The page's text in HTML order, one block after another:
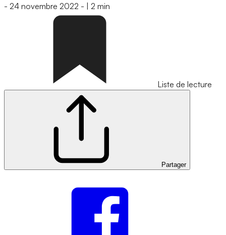
- 24 novembre 2022 - 2 min
Liste de lecture
Partager